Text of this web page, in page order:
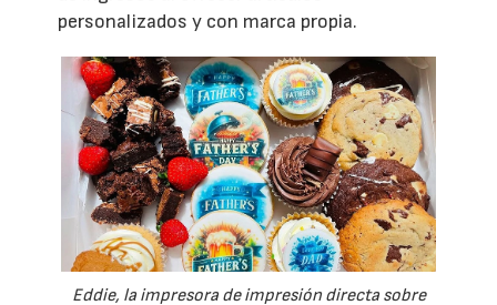
personalizados y con marca propia.
Eddie, la impresora de impresión directa sobre